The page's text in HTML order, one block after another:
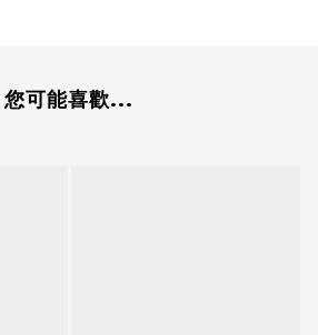
您可能喜歡...